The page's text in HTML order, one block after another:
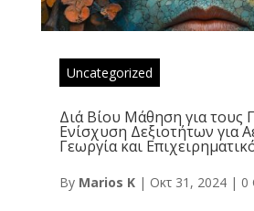
Uncategorized
Διά Βίου Μάθηση για τους
Ενίσχυση Δεξιοτήτων για
Γεωργία και
By Marios K| Οκτ 31, 2024| 0